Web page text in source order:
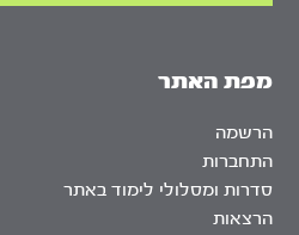
מפת האתר
הרשמה
התחברות
סדרות ומסלולי לימוד באתר
הרצאות